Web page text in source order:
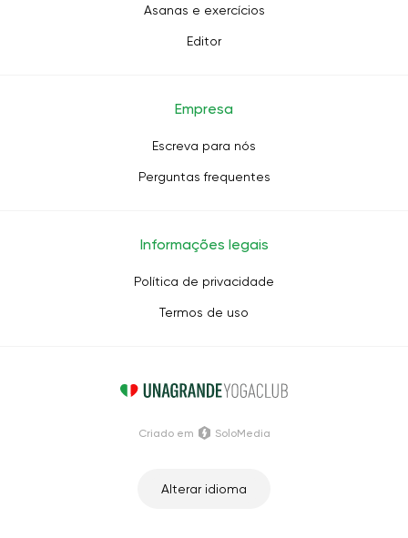
Asanas e exercícios
Editor
Empresa
Escreva para nós
Perguntas frequentes
Informações legais
Política de privacidade
Termos de uso
Alterar idioma
Criado em SoloMedia